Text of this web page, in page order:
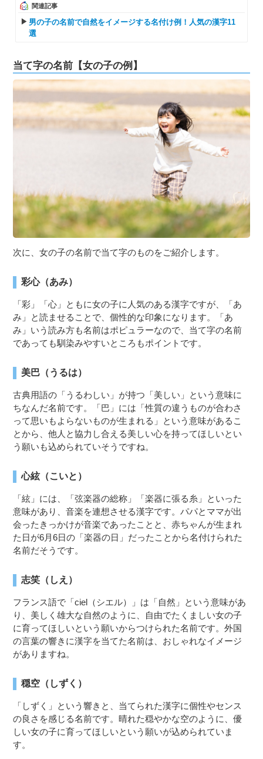
関連記事
男の子の名前で自然をイメージする名付け例！人気の漢字11
選
当て字の名前【女の子の例】
次に、女の子の名前で当て字のものをご紹介します。
彩心（あみ）
「彩」「心」ともに女の子に人気のある漢字ですが、「あ
み」と読ませることで、個性的な印象になります。「あ
み」いう読み方も名前はポピュラーなので、当て字の名前
であっても馴染みやすいところもポイントです。
美巴（うるは）
古典用語の「うるわしい」が持つ「美しい」という意味に
ちなんだ名前です。「巴」には「性質の違うものが合わさ
って思いもよらないものが生まれる」という意味があるこ
とから、他人と協力し合える美しい心を持ってほしいとい
う願いも込められていそうですね。
心絃（こいと）
「絃」には、「弦楽器の総称」「楽器に張る糸」といった
意味があり、音楽を連想させる漢字です。パパとママが出
会ったきっかけが音楽であったことと、赤ちゃんが生まれ
た日が6月6日の「楽器の日」だったことから名付けられた
名前だそうです。
志笑（しえ）
フランス語で「ciel（シエル）」は「自然」という意味があ
り、美しく雄大な自然のように、自由でたくましい女の子
に育ってほしいという願いからつけられた名前です。外国
の言葉の響きに漢字を当てた名前は、おしゃれなイメージ
がありますね。
穏空（しずく）
「しずく」という響きと、当てられた漢字に個性やセンス
の良さを感じる名前です。晴れた穏やかな空のように、優
しい女の子に育ってほしいという願いが込められていま
す。